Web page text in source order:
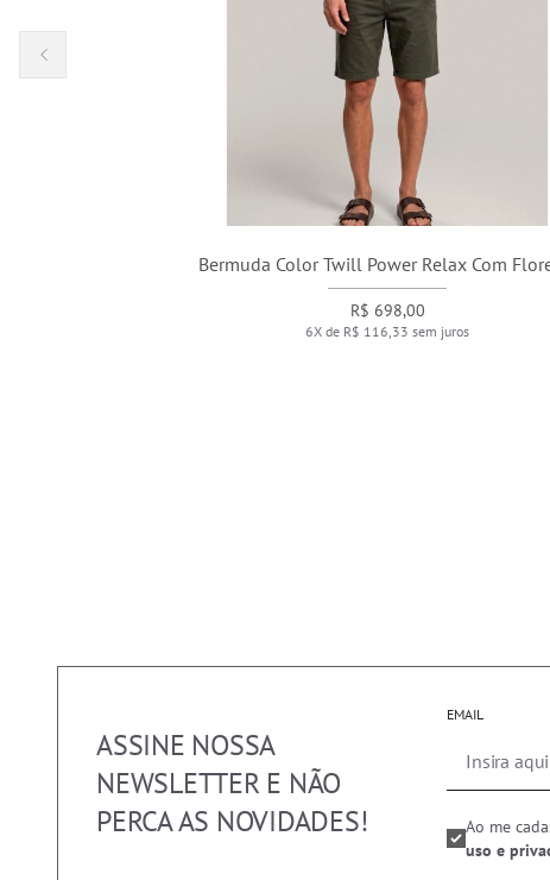
Bermuda Color Twill Power Relax Com Floresta
6X de R$ 116,33 sem juros
ASSINE NOSSA
NEWSLETTER E NÃO
PERCA AS NOVIDADES!
EMAIL
Ao me
uso e